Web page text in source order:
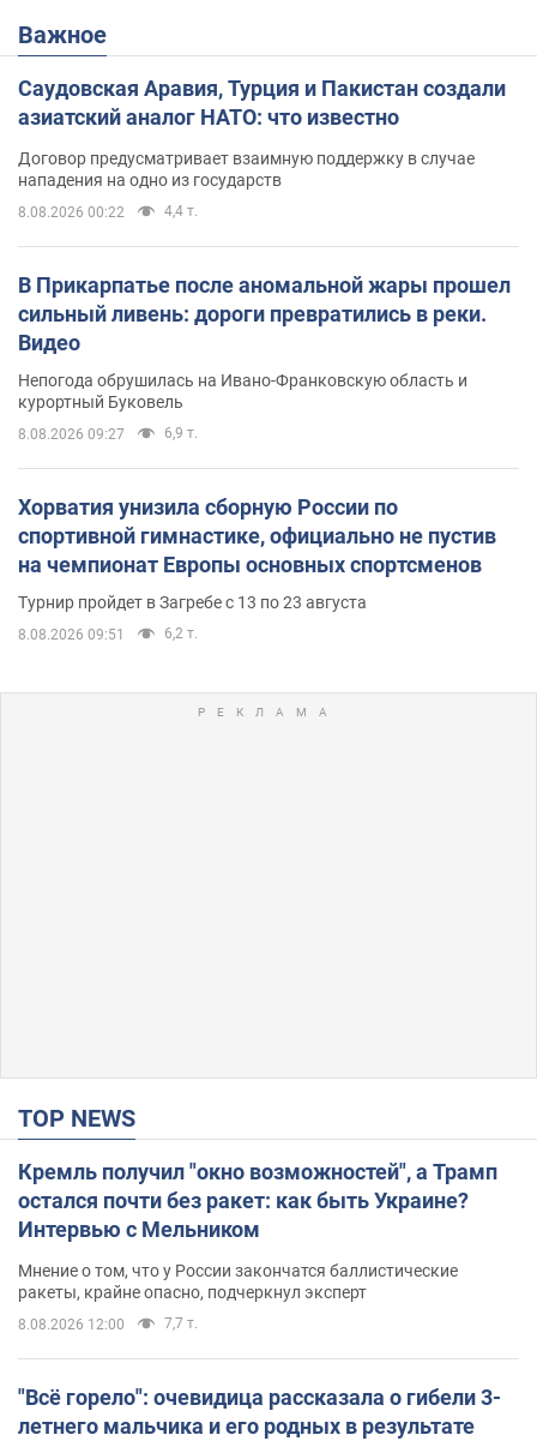
Важное
Саудовская Аравия, Турция и Пакистан создали
азиатский аналог НАТО: что известно
Договор предусматривает взаимную поддержку в случае
нападения на одно из государств
8.08.2026 00:22 4,4 т.
В Прикарпатье после аномальной жары прошел
сильный ливень: дороги превратились в реки.
Видео
Непогода обрушилась на Ивано-Франковскую область и
курортный Буковель
8.08.2026 09:27 6,9 т.
Хорватия унизила сборную России по
спортивной гимнастике, официально не пустив
на чемпионат Европы основных спортсменов
Турнир пройдет в Загребе с 13 по 23 августа
8.08.2026 09:51 6,2 т.
TOP NEWS
Кремль получил "окно возможностей", а Трамп
остался почти без ракет: как быть Украине?
Интервью с Мельником
Мнение о том, что у России закончатся баллистические
ракеты, крайне опасно, подчеркнул эксперт
8.08.2026 12:00 7,7 т.
"Всё горело": очевидица рассказала о гибели 3-
летнего мальчика и его родных в результате